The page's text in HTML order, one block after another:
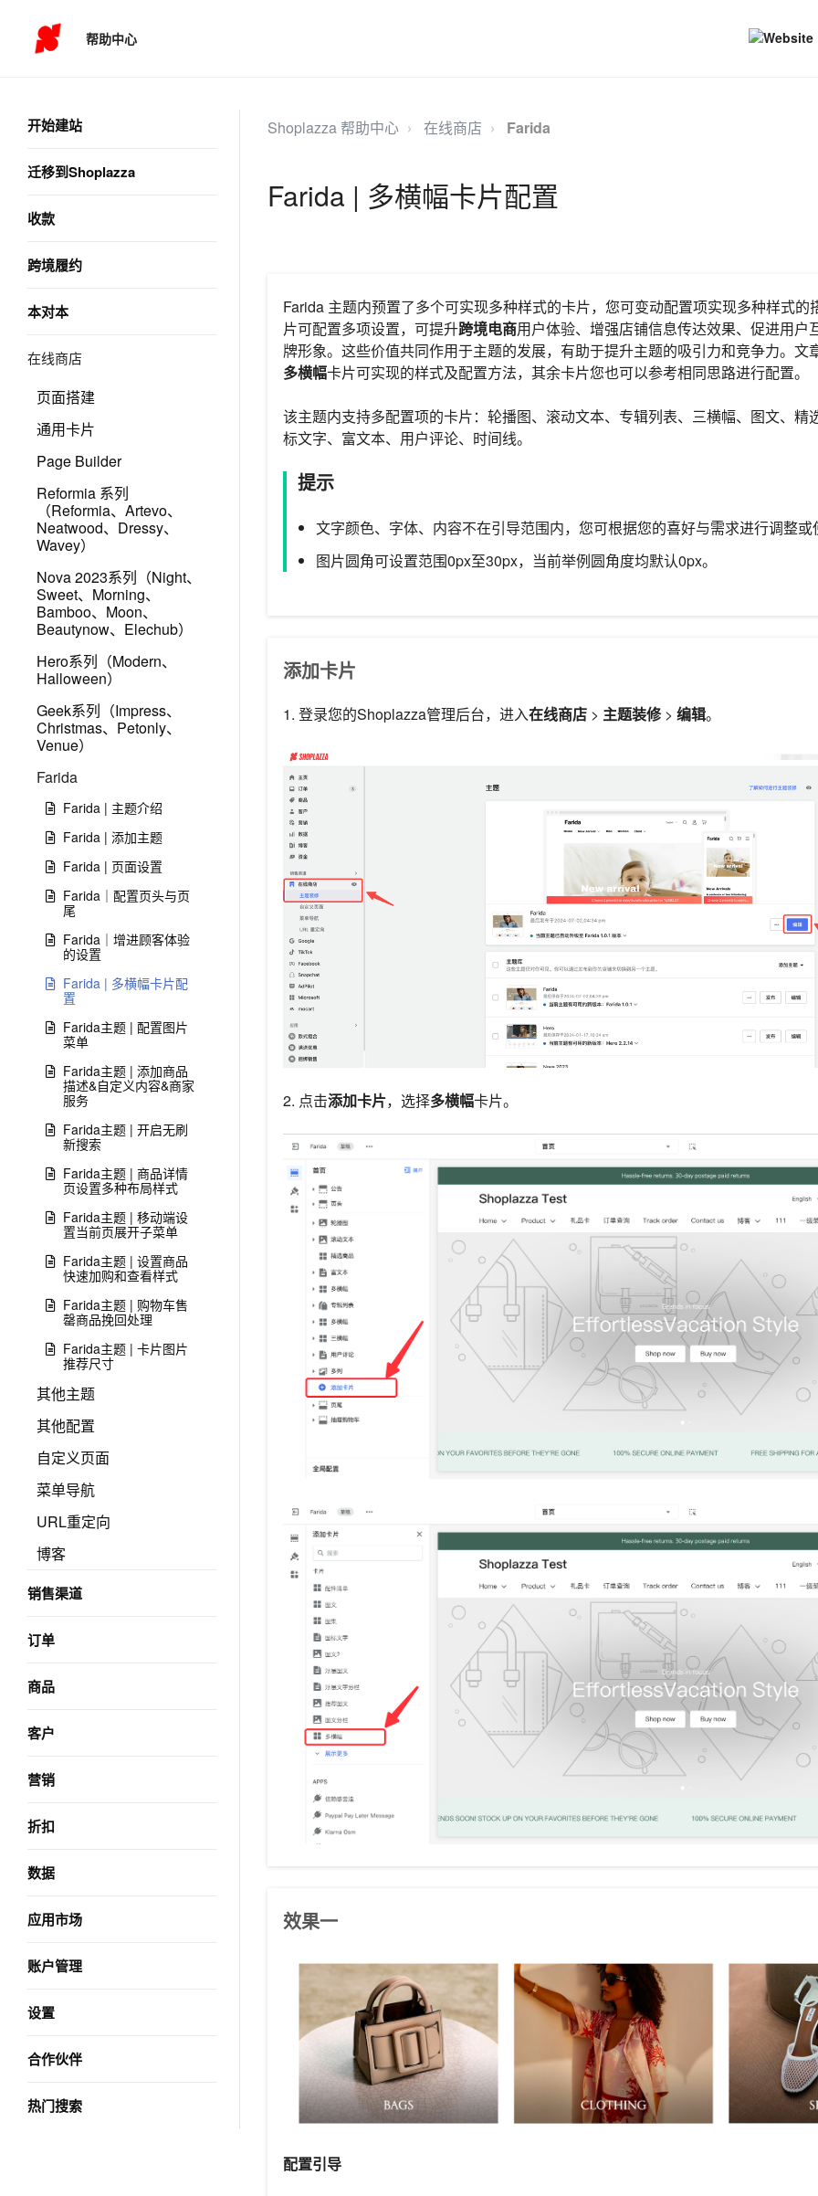
帮助中心
开始建站
迁移到Shoplazza
收款
跨境履约
本对本
在线商店
页面搭建
通用卡片
Page Builder
Reformia 系列
（Reformia、Artevo、
Neatwood、Dressy、
Wavey）
Nova 2023系列（Night、
Sweet、Morning、
Bamboo、Moon、
Beautynow、Elechub）
Hero系列（Modern、
Halloween）
Geek系列（Impress、
Christmas、Petonly、
Venue）
Farida
Farida | 主题介绍
Farida | 添加主题
Farida | 页面设置
Farida｜配置页头与页
尾
Farida｜增进顾客体验
的设置
Farida | 多横幅卡片配
置
Farida主题 | 配置图片
菜单
Farida主题 | 添加商品
描述&自定义内容&商家
服务
Farida主题 | 开启无刷
新搜索
Farida主题 | 商品详情
页设置多种布局样式
Farida主题 | 移动端设
置当前页展开子菜单
Farida主题 | 设置商品
快速加购和查看样式
Farida主题 | 购物车售
罄商品挽回处理
Farida主题 | 卡片图片
推荐尺寸
其他主题
其他配置
自定义页面
菜单导航
URL重定向
博客
销售渠道
订单
商品
客户
营销
折扣
数据
应用市场
账户管理
设置
合作伙伴
热门搜索
Shoplazza 帮助中心 在线商店 Farida
Farida | 多横幅卡片配置
Farida 主题内预置了多个可实现多种样式的卡片，您可变动配置项实现多种样式的
片可配置多项设置，可提升跨境电商用户体验、增强店铺信息传达效果、促进用户
牌形象。这些价值共同作用于主题的发展，有助于提升主题的吸引力和竞争力。文
多横幅卡片可实现的样式及配置方法，其余卡片您也可以参考相同思路进行配置。
该主题内支持多配置项的卡片：轮播图、滚动文本、专辑列表、三横幅、图文、精
标文字、富文本、用户评论、时间线。
提示
文字颜色、字体、内容不在引导范围内，您可根据您的喜好与需求进行调整
图片圆角可设置范围0px至30px，当前举例圆角度均默认0px。
添加卡片
1. 登录您的Shoplazza管理后台，进入在线商店> 主题装修> 编辑。
2. 点击添加卡片，选择多横幅卡片。
效果一
配置引导